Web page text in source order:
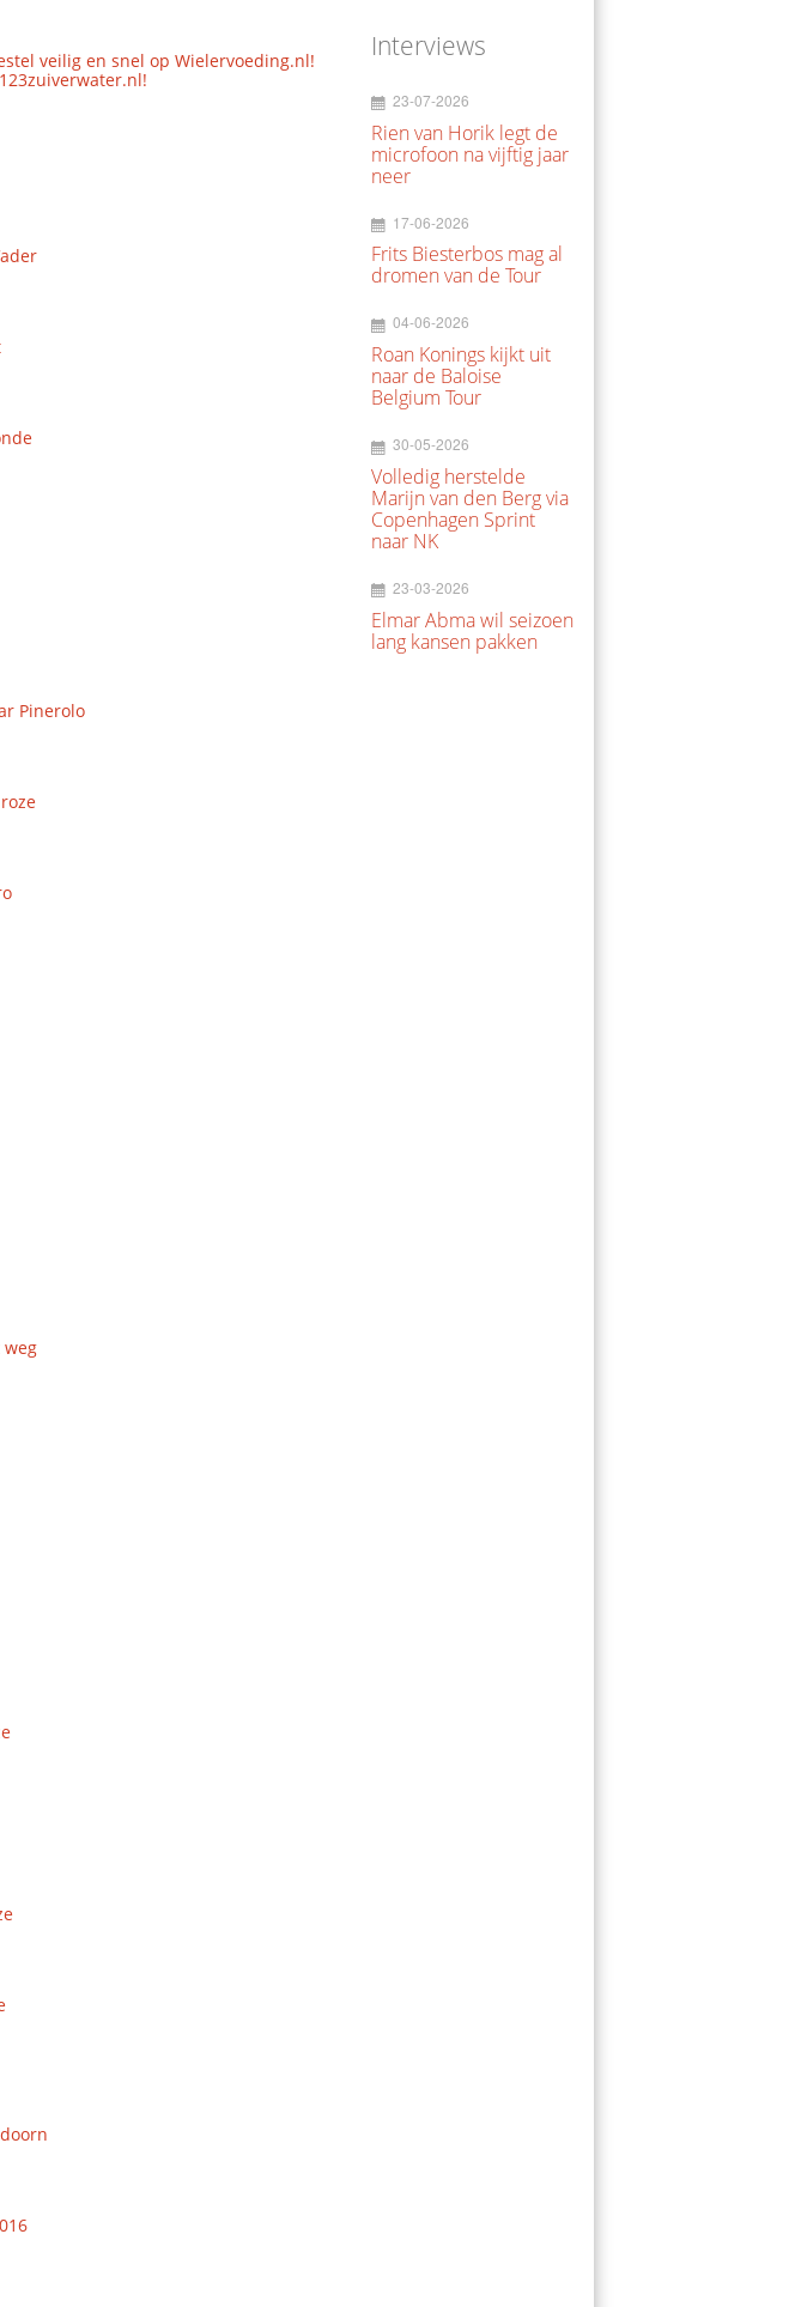
veilig en snel op Wielervoeding.nl!
Pinerolo
Interviews
23-07-2026
Rien van Horik legt de
microfoon na vijftig jaar
neer
17-06-2026
Frits Biesterbos mag al
dromen van de Tour
04-06-2026
Roan Konings kijkt uit
naar de Baloise
Belgium Tour
30-05-2026
Volledig herstelde
Marijn van den Berg via
Copenhagen Sprint
naar NK
23-03-2026
Elmar Abma wil seizoen
lang kansen pakken